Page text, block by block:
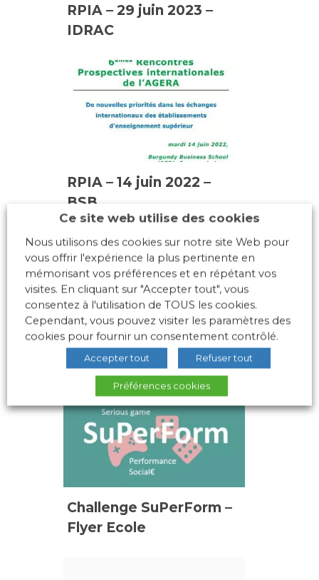
RPIA – 29 juin 2023 –
IDRAC
RPIA – 14 juin 2022 –
BSB
RPIA – 17 juin 2021
Challenge SuPerForm –
Flyer Ecole
Ce site web utilise des cookies
Nous utilisons des cookies sur notre site Web pour
vous offrir l'expérience la plus pertinente en
mémorisant vos préférences et en répétant vos
visites. En cliquant sur "Accepter tout", vous
consentez à l'utilisation de TOUS les cookies.
Cependant, vous pouvez visiter les paramètres des
cookies pour fournir un consentement contrôlé.
Accepter tout Refuser tout
Préférences cookies